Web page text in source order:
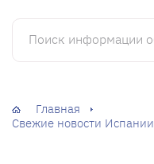
Поиск информации об
Главная
Свежие новости